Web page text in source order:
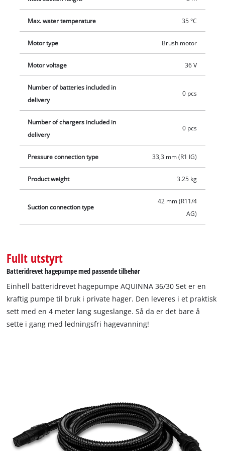
den batteridrevne hagepumpen enkelt transporteres til ulike
brukssteder. Settet inneholder også en 4 m lang sugeslange.
Max. water temperature 35 °C
Motor type Brush motor
Motor voltage 36 V
Number of batteries included in
delivery
0 pcs
Number of chargers included in
delivery
0 pcs
Pressure connection type 33,3 mm (R1 IG)
Product weight 3.25 kg
Suction connection type
42 mm (R11/4
AG)
Fullt utstyrt
Batteridrevet hagepumpe med passende tilbehør
Einhell batteridrevet hagepumpe AQUINNA 36/30 Set er en
kraftig pumpe til bruk i private hager. Den leveres i et praktisk
sett med en 4 meter lang sugeslange. Så da er det bare å
sette i gang med ledningsfri hagevanning!